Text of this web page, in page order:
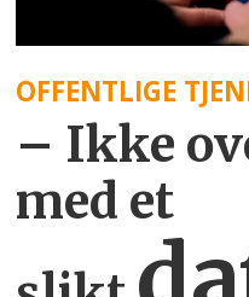
OFFENTLIGE
– Ikke
med et